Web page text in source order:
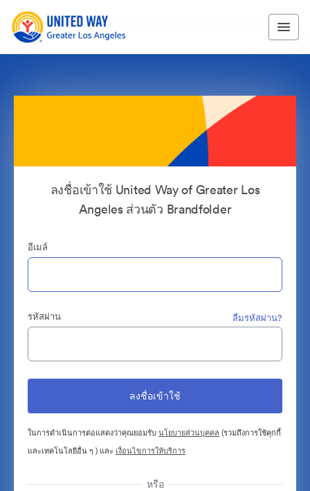
ลงชื่อเข้าใช้ United Way of Greater Los
Angeles ส่วนตัว Brandfolder
อีเมล์
รหัสผ่าน ลืมรหัสผ่าน?
ในการดำเนินการต่อแสดงว่าคุณยอมรับนโยบายส่วนบุคคล (รวมถึงการใช้คุกกี้
และเทคโนโลยีอื่น ๆ ) และ เงื่อนไขการให้บริการ
หรือ